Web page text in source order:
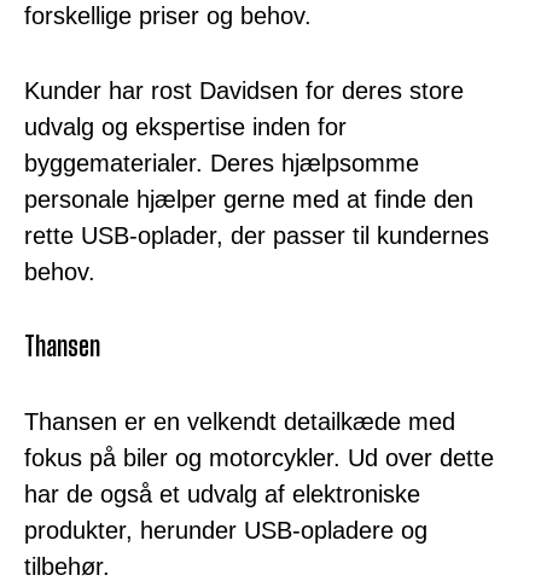
forskellige priser og behov.
Kunder har rost Davidsen for deres store
udvalg og ekspertise inden for
byggematerialer. Deres hjælpsomme
personale hjælper gerne med at finde den
rette USB-oplader, der passer til kundernes
behov.
Thansen
Thansen er en velkendt detailkæde med
fokus på biler og motorcykler. Ud over dette
har de også et udvalg af elektroniske
produkter, herunder USB-opladere og
tilbehør.